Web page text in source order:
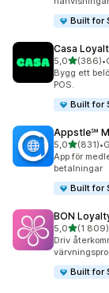
Built for
Casa
5,0av 5(386)
386 •
Bygg ett
POS.
Built for
Appstle℠
5,0av 5(831)
831 •
App för
betalningar
Built for
BON
5,0av 5(1 809)
1809
Driv
Built for